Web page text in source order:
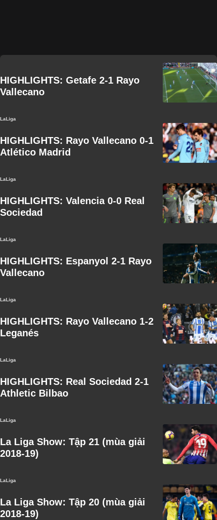
HIGHLIGHTS: Getafe 2-1 Rayo
Vallecano
LaLiga
HIGHLIGHTS: Rayo Vallecano 0-1
Atlético Madrid
LaLiga
HIGHLIGHTS: Valencia 0-0 Real
Sociedad
LaLiga
HIGHLIGHTS: Espanyol 2-1 Rayo
Vallecano
LaLiga
HIGHLIGHTS: Rayo Vallecano 1-2
Leganés
LaLiga
HIGHLIGHTS: Real Sociedad 2-1
Athletic Bilbao
LaLiga
La Liga Show: Tập 21 (mùa giải
2018-19)
LaLiga
La Liga Show: Tập 20 (mùa giải
2018-19)